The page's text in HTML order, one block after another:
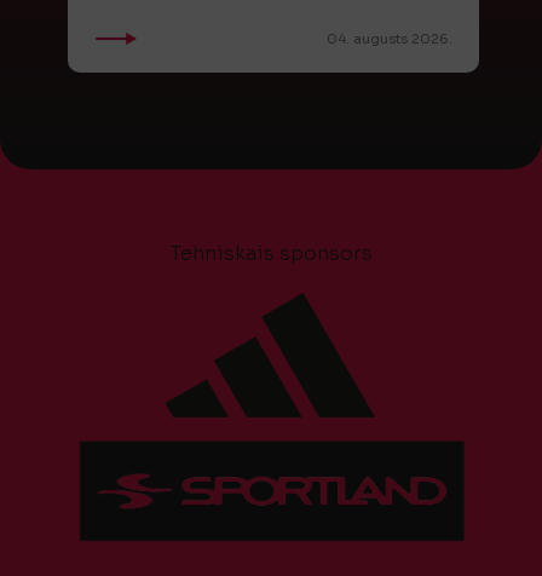
04. augusts 2026.
Tehniskais sponsors